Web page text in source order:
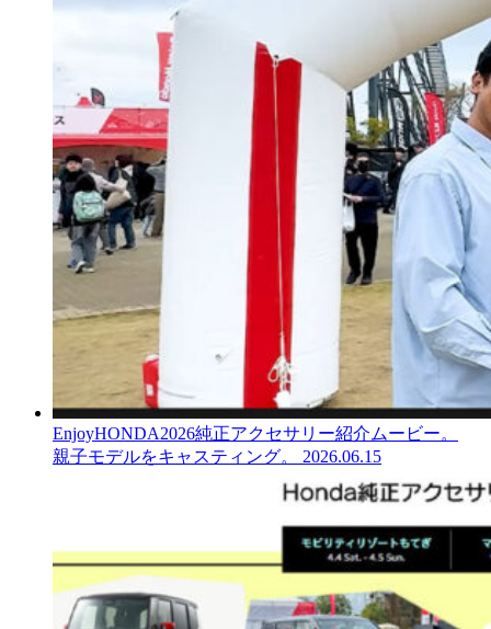
EnjoyHONDA2026純正アクセサリー紹介ムービー。
親子モデルをキャスティング。
2026.06.15